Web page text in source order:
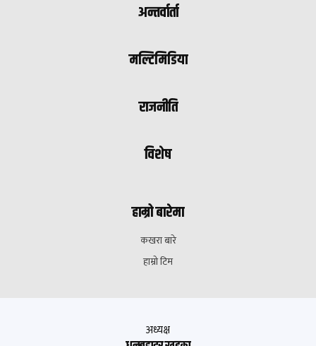
अन्तर्वार्ता
मल्टिमिडिया
राजनीति
विशेष
हाम्रो बारेमा
कखरा बारे
हाम्रो टिम
अध्यक्ष